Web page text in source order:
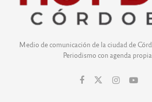
Medio de comunicación de la ciudad de
Periodismo con agenda propia.